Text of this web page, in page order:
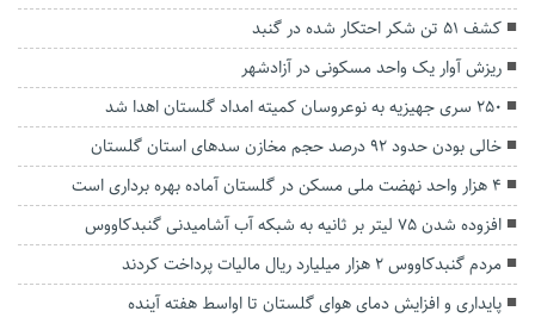
کشف ۵۱ تن شکر احتکار شده در گنبد
ریزش آوار یک واحد مسکونی در آزادشهر
۲۵۰ سری جهیزیه به نوعروسان کمیته امداد گلستان اهدا شد
خالی بودن حدود ۹۲ درصد حجم مخازن سد‌های استان گلستان
۴ هزار واحد نهضت ملی مسکن در گلستان آماده بهره برداری است
افزوده شدن ۷۵ لیتر بر ثانیه به شبکه آب آشامیدنی گنبدکاووس
مردم گنبدکاووس ۲ هزار میلیارد ریال مالیات پرداخت کردند
پایداری و افزایش دمای هوای گلستان تا اواسط هفته آینده